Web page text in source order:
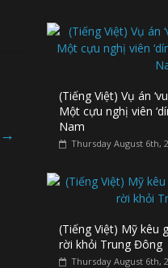
→
(Tiếng Việt) Vụ án
Một cựu nghị viên
Nam
Thursday August 6th,
(Tiếng Việt) Mỹ kêu
rời khỏi Trung Đông
Thursday August 6th,